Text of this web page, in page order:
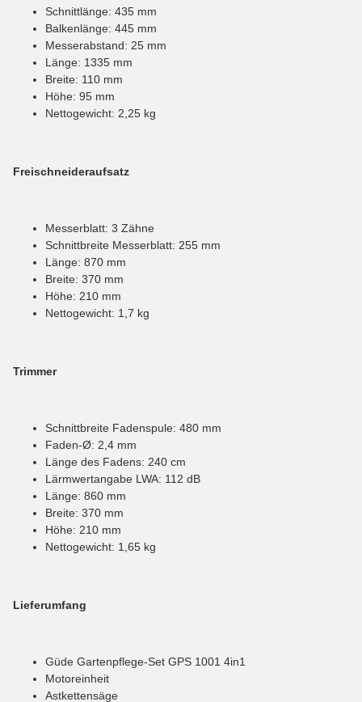
Schnittlänge: 435 mm
Balkenlänge: 445 mm
Messerabstand: 25 mm
Länge: 1335 mm
Breite: 110 mm
Höhe: 95 mm
Nettogewicht: 2,25 kg
Freischneideraufsatz
Messerblatt: 3 Zähne
Schnittbreite Messerblatt: 255 mm
Länge: 870 mm
Breite: 370 mm
Höhe: 210 mm
Nettogewicht: 1,7 kg
Trimmer
Schnittbreite Fadenspule: 480 mm
Faden-Ø: 2,4 mm
Länge des Fadens: 240 cm
Lärmwertangabe LWA: 112 dB
Länge: 860 mm
Breite: 370 mm
Höhe: 210 mm
Nettogewicht: 1,65 kg
Lieferumfang
Güde Gartenpflege-Set GPS 1001 4in1
Motoreinheit
Astkettensäge